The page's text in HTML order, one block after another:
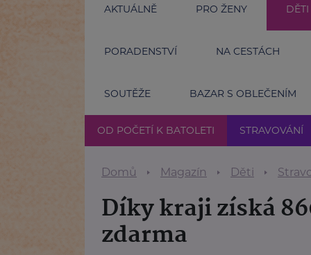
AKTUÁLNĚ PRO ŽENY DĚTI
PORADENSTVÍ NA CESTÁCH
SOUTĚŽE BAZAR S OBLEČENÍM
OD POČETÍ K BATOLETI STRAVOVÁNÍ
Domů Magazín Děti
Díky kraji získá
zdarma